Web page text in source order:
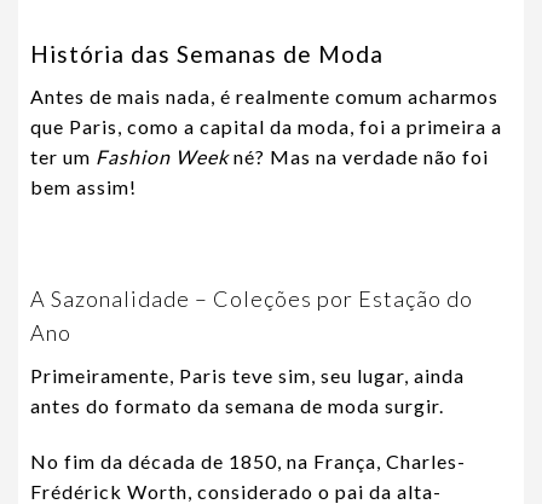
História das Semanas de Moda
Antes de mais nada, é realmente comum acharmos
que Paris, como a capital da moda, foi a primeira a
ter um Fashion Weekné? Mas na verdade não foi
bem assim!
A Sazonalidade – Coleções por Estação do
Ano
Primeiramente, Paris teve sim, seu lugar, ainda
antes do formato da semana de moda surgir.
No fim da década de 1850, na França, Charles-
Frédérick Worth, considerado o pai da alta-